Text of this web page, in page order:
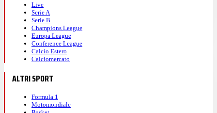
Live
Serie A
Serie B
Champions League
Europa League
Conference League
Calcio Estero
Calciomercato
ALTRI SPORT
Formula 1
Motomondiale